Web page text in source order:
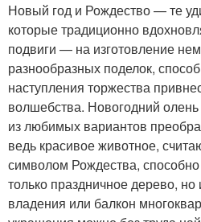
Новый год и Рождество — те
которые традиционно
подвиги — на изготовление
разнообразных поделок,
наступления торжества
волшебства. Новогодний
из любимых вариантов
ведь красивое животное,
символом Рождества, способно
только праздничное дерево, но
владения или балкон